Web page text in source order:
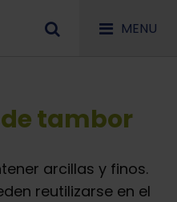
MENU
tambor
arcillas y finos.
reutilizarse en el